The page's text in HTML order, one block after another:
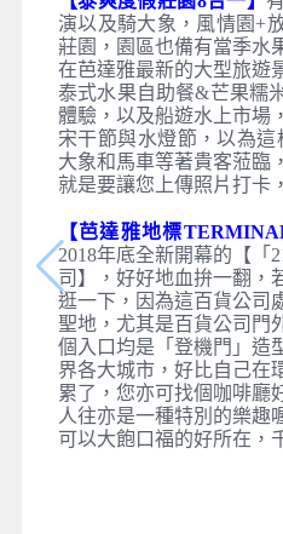
演以及騎大象，風情園+
莊園，園區也備有當季水
在芭達雅最新的大型旅遊
泰式水果自助餐&芒果糯
體驗，以及船遊水上市場
宋干節與水燈節，以為
大象和馬車等著貴客蒞臨
就是要讓您上傳照片打卡
【芭達雅地標
2018年底全新開幕的【「
司】，好好地血拚一翻，
逛一下，因為這百貨公司
聖地，尤其是百貨公司門
個入口均是「登機門」造
界各大城市，好比自己在
累了，您亦可找個咖啡廳
人往亦是一種特別的樂趣
可以大飽口福的好所在，